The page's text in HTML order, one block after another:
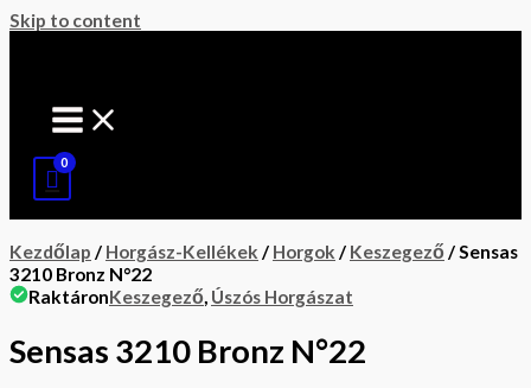
Skip to content
Kezdőlap / Horgász-Kellékek / Horgok / Keszegező/ Sensas
3210 Bronz N°22
RaktáronKeszegező, Úszós Horgászat
Sensas 3210 Bronz N°22